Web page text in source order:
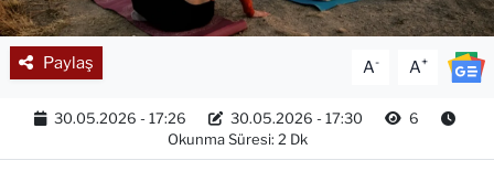
Paylaş A- A+
30.05.2026 - 17:26 30.05.2026 - 17:30
6
Okunma Süresi: 2 Dk